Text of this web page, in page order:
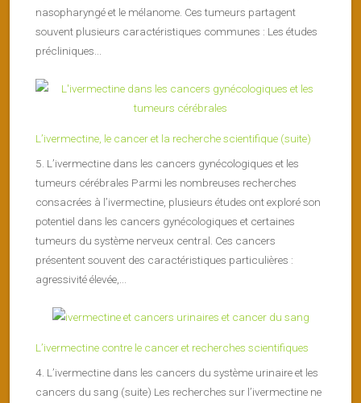
nasopharyngé et le mélanome. Ces tumeurs partagent
souvent plusieurs caractéristiques communes : Les études
précliniques...
L’ivermectine, le cancer et la recherche scientifique (suite)
5. L’ivermectine dans les cancers gynécologiques et les
tumeurs cérébrales Parmi les nombreuses recherches
consacrées à l’ivermectine, plusieurs études ont exploré son
potentiel dans les cancers gynécologiques et certaines
tumeurs du système nerveux central. Ces cancers
présentent souvent des caractéristiques particulières :
agressivité élevée,...
L’ivermectine contre le cancer et recherches scientifiques
4. L’ivermectine dans les cancers du système urinaire et les
cancers du sang (suite) Les recherches sur l’ivermectine ne